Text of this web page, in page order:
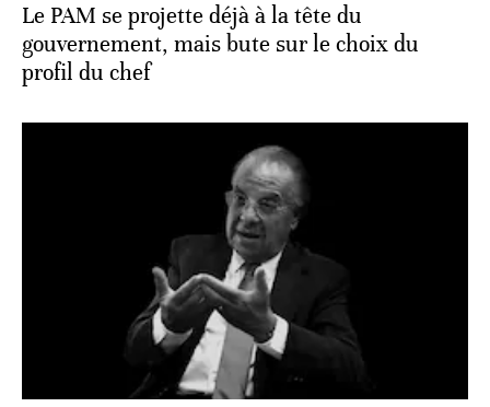
Le PAM se projette déjà à la tête du
gouvernement, mais bute sur le choix du
profil du chef